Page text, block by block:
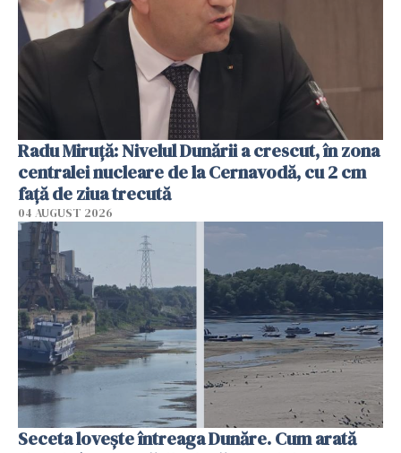
Radu Miruţă: Nivelul Dunării a crescut, în zona
centralei nucleare de la Cernavodă, cu 2 cm
faţă de ziua trecută
04 AUGUST 2026
Seceta lovește întreaga Dunăre. Cum arată